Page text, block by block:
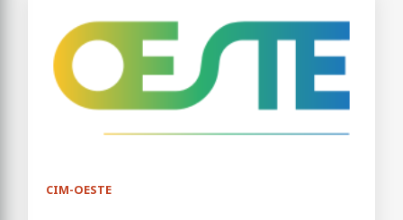
CIM-OESTE